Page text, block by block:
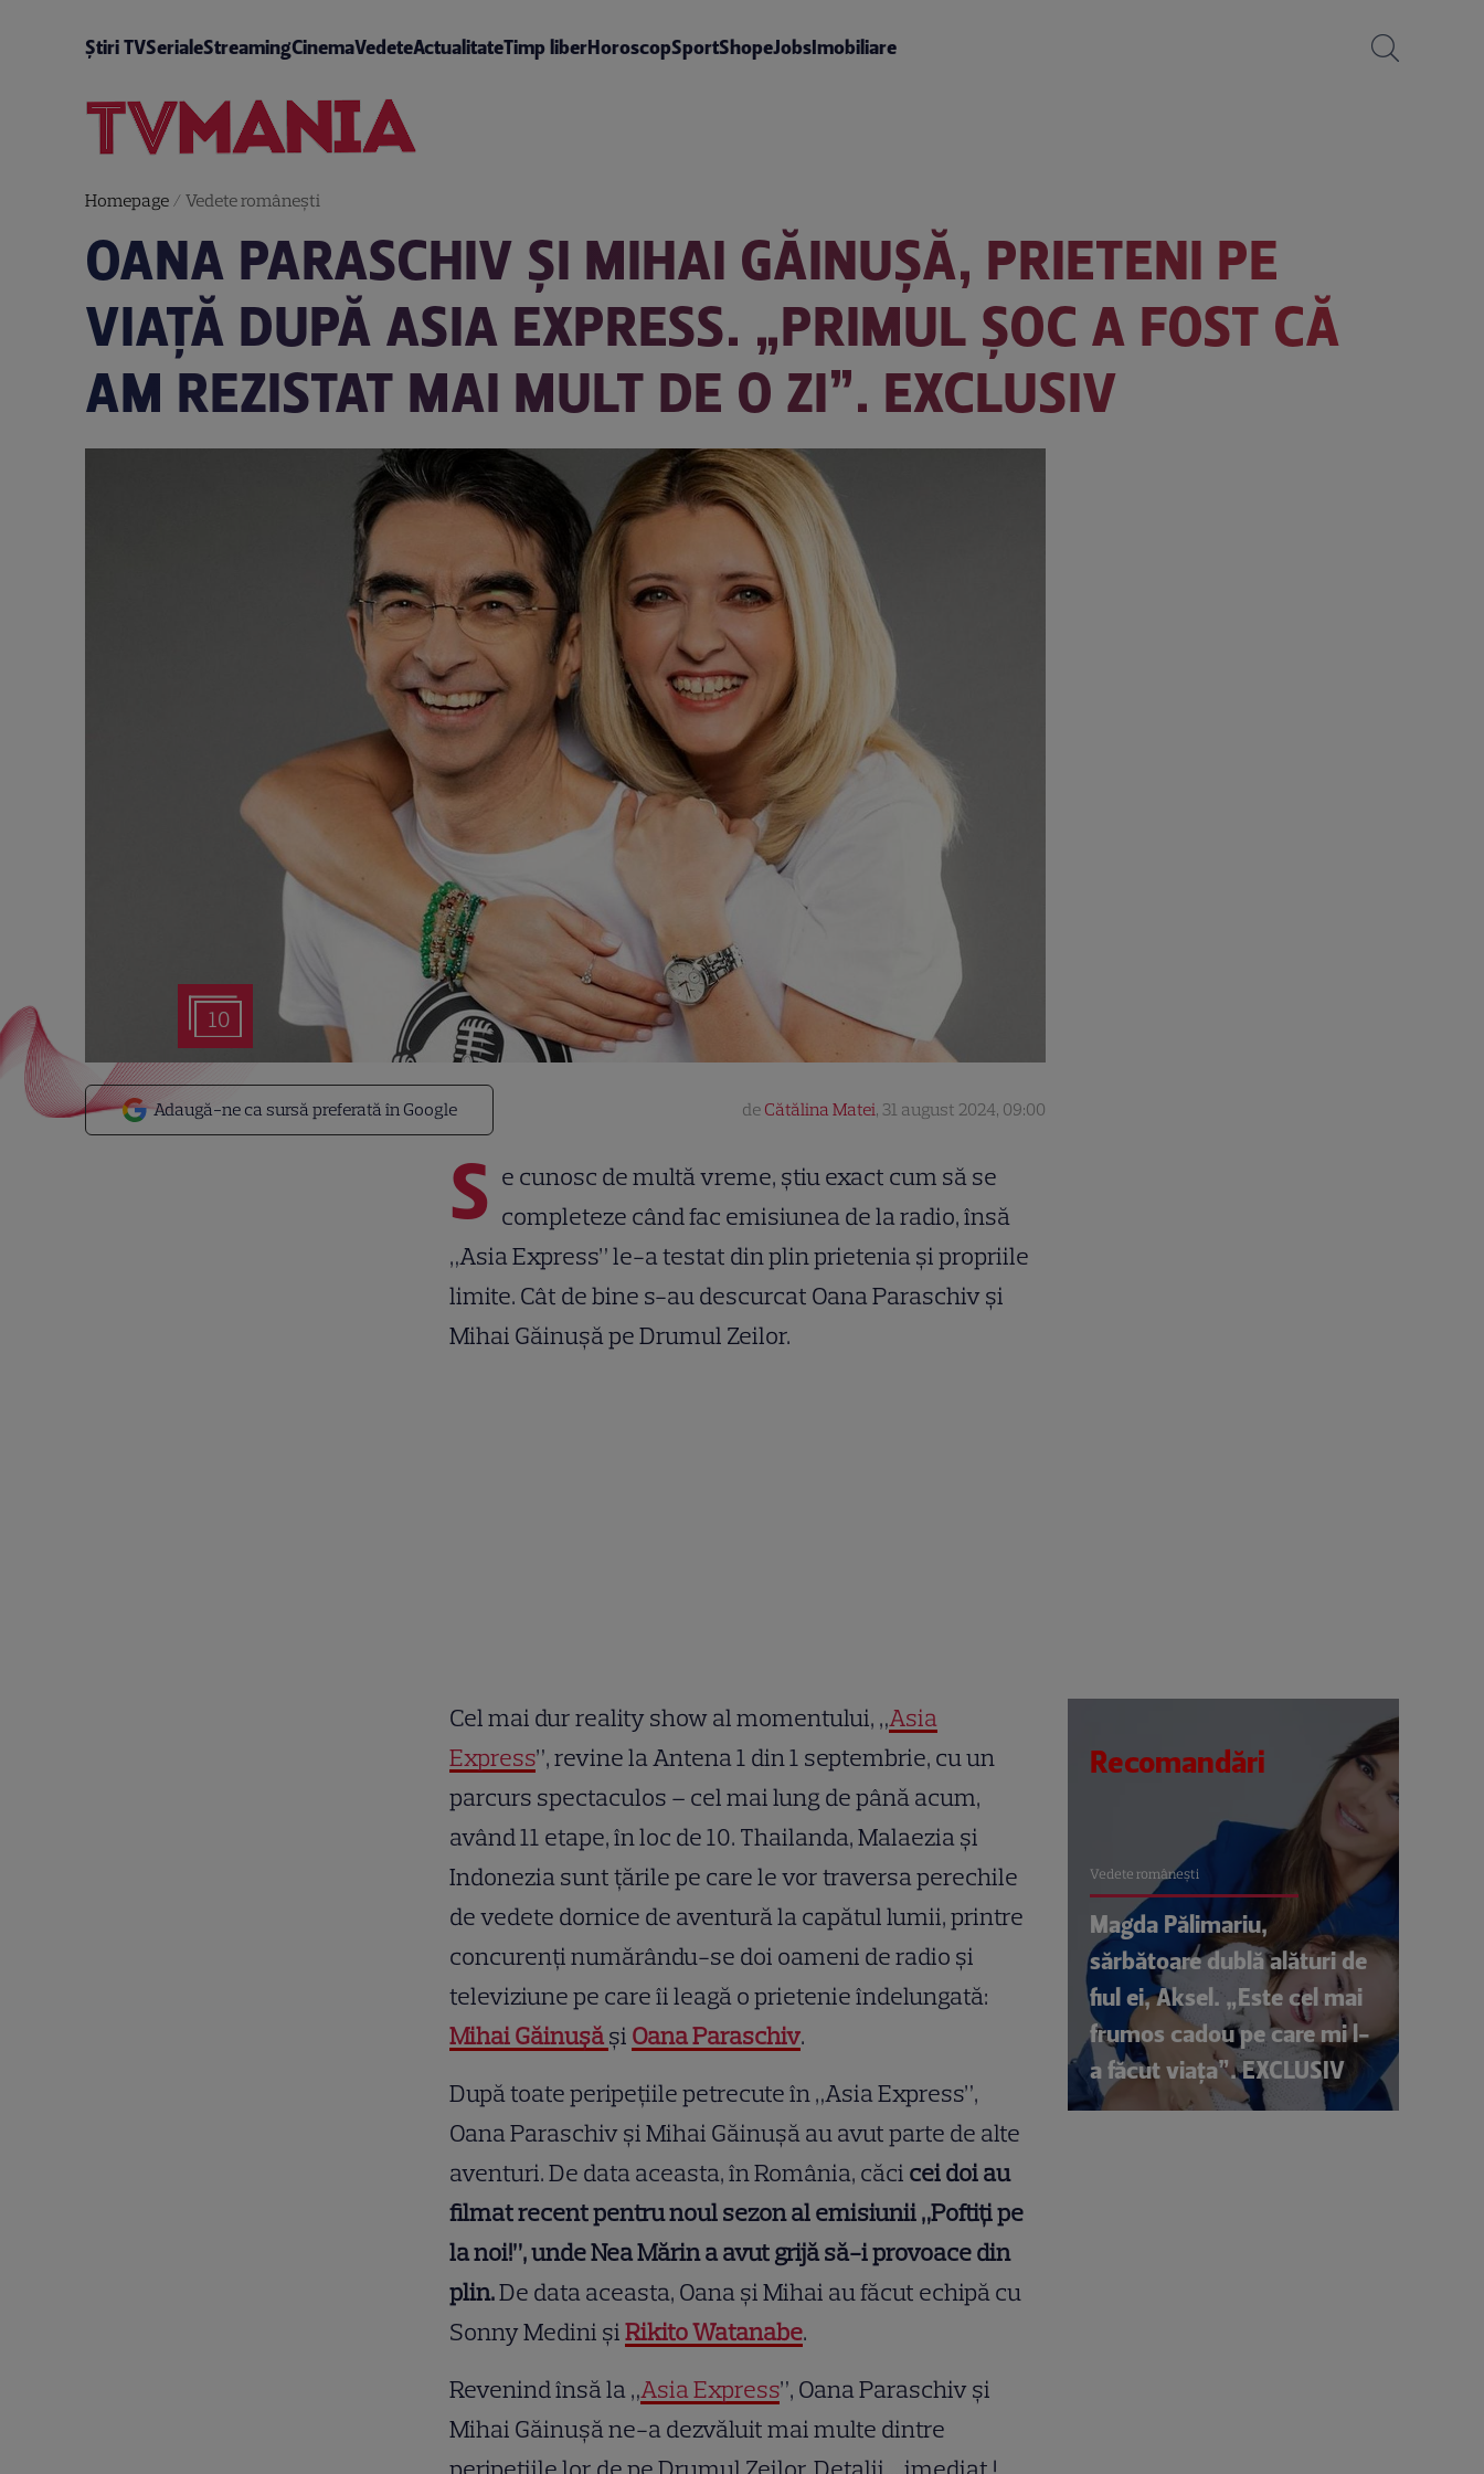
Știri TVSerialeStreamingCinemaVedeteActualitateTimp liberHoroscopSportShopeJobsImobiliare
Homepage/ Vedete româneşti
OANA PARASCHIV ȘI MIHAI GĂINUȘĂ, PRIETENI PE
VIAȚĂ DUPĂ ASIA EXPRESS. „PRIMUL ȘOC A FOST CĂ
AM REZISTAT MAI MULT DE O ZI”. EXCLUSIV
10
Adaugă-ne ca sursă preferată în Google de Cătălina Matei, 31 august 2024, 09:00
S e cunosc de multă vreme, știu exact cum să se
completeze când fac emisiunea de la radio, însă
„Asia Express” le-a testat din plin prietenia și propriile
limite. Cât de bine s-au descurcat Oana Paraschiv și
Mihai Găinușă pe Drumul Zeilor.
Cel mai dur reality show al momentului, „Asia
Express”, revine la Antena 1 din 1 septembrie, cu un
parcurs spectaculos – cel mai lung de până acum,
având 11 etape, în loc de 10. Thailanda, Malaezia și
Indonezia sunt țările pe care le vor traversa perechile
de vedete dornice de aventură la capătul lumii, printre
concurenți numărându-se doi oameni de radio și
televiziune pe care îi leagă o prietenie îndelungată:
Mihai Găinușăși Oana Paraschiv.
După toate peripețiile petrecute în „Asia Express”,
Oana Paraschiv și Mihai Găinușă au avut parte de alte
aventuri. De data aceasta, în România, căci cei doi au
filmat recent pentru noul sezon al emisiunii „Poftiți pe
la noi!”, unde Nea Mărin a avut grijă să-i provoace din
plin.De data aceasta, Oana și Mihai au făcut echipă cu
Sonny Medini șiRikito Watanabe.
Revenind însă la „Asia Express”, Oana Paraschiv și
Mihai Găinușă ne-a dezvăluit mai multe dintre
Recomandări
Vedete româneşti
Magda Pălimariu,
sărbătoare dublă alături de
fiul ei, Aksel. „Este cel mai
frumos cadou pe care mi l-
a făcut viața”. EXCLUSIV